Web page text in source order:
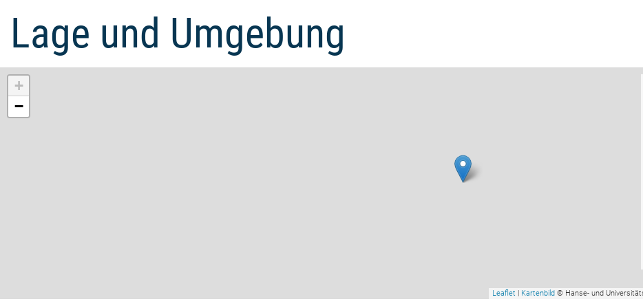
Lage und Umgebung
+
−
Leaflet | Kartenbild © Hanse- und